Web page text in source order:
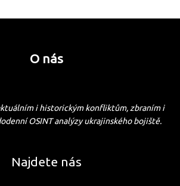
O nás
i historickým konfliktům, zbraním i
OSINT analýzy ukrajinského bojiště.
Najdete nás